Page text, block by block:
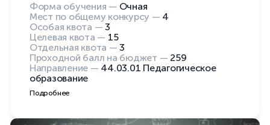
Форма обучения — Очная
Мест по общему конкурсу — 4
Особая квота —3
Целевая квота — 15
Отдельная квота —3
Проходной балл на бюджет — 259
Направление — 44.03.01 Педагогическое
образование
Подробнее